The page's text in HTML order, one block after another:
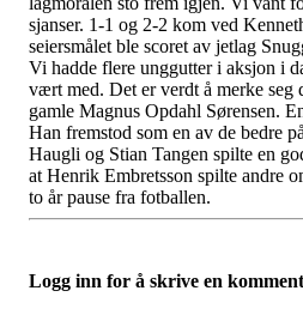
sjanser. 1-1 og 2-2 kom ved
seiersmålet ble scoret av jetlag
Vi hadde flere unggutter i aksjon i
vært med. Det er verdt å merke seg
gamle Magnus Opdahl Sørensen.
Han fremstod som en av de bedre
Haugli og Stian Tangen spilte en
at Henrik Embretsson spilte andre
to år pause fra fotballen.
Logg inn for å skrive en